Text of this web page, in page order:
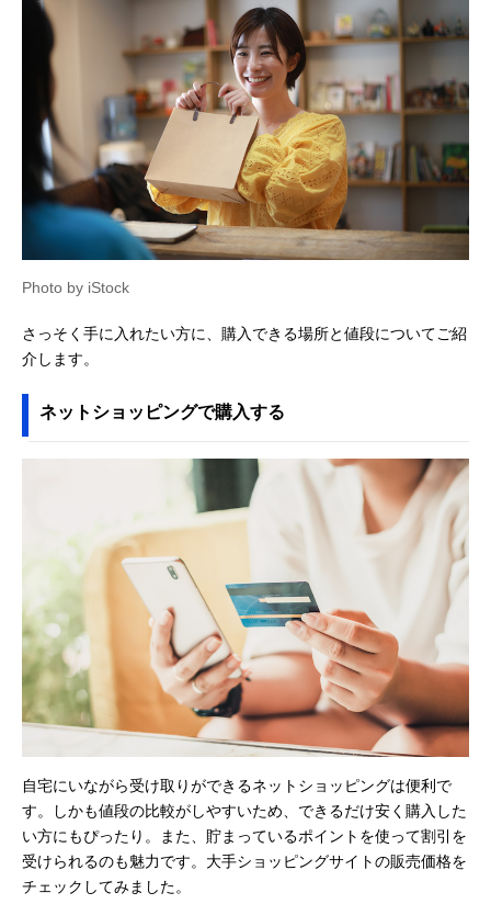
Photo by iStock
さっそく手に入れたい方に、購入できる場所と値段についてご紹
介します。
ネットショッピングで購入する
自宅にいながら受け取りができるネットショッピングは便利で
す。しかも値段の比較がしやすいため、できるだけ安く購入した
い方にもぴったり。また、貯まっているポイントを使って割引を
受けられるのも魅力です。大手ショッピングサイトの販売価格を
チェックしてみました。